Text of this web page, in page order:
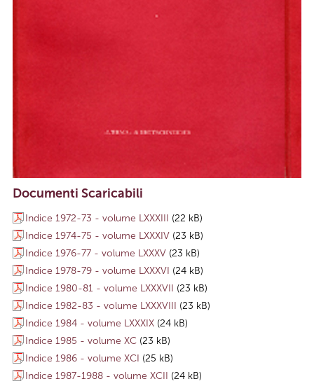
Documenti Scaricabili
Indice 1972-73 - volume LXXXIII (22 kB)
Indice 1974-75 - volume LXXXIV (23 kB)
Indice 1976-77 - volume LXXXV (23 kB)
Indice 1978-79 - volume LXXXVI (24 kB)
Indice 1980-81 - volume LXXXVII (23 kB)
Indice 1982-83 - volume LXXXVIII (23 kB)
Indice 1984 - volume LXXXIX (24 kB)
Indice 1985 - volume XC (23 kB)
Indice 1986 - volume XCI (25 kB)
Indice 1987-1988 - volume XCII (24 kB)